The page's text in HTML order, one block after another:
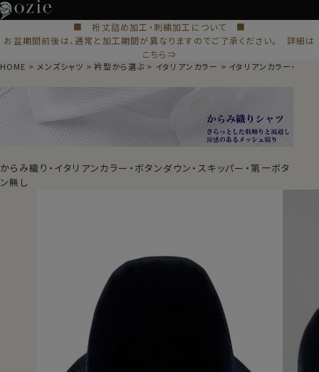
■ 裄丈詰め加工・刺繍加工について ■
お盆期間前後は、通常と加工期間が異なりますのでご了承ください。 詳細は
こちら⇒
HOME メンズシャツ 衿型から選ぶ イタリアンカラー イタリアンカラー・スキ
からみ織り・イタリアンカラー・ボタンダウン・スキッパー・第一ボタ
ン無し